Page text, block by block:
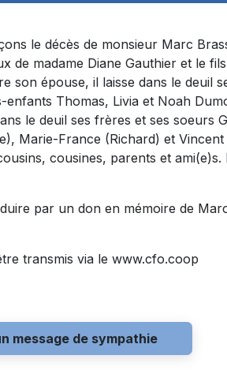
le décès de monsieur Marc
de madame Diane Gauthier et le
son épouse, il laisse dans le deuil
Thomas, Livia et Noah
le deuil ses frères et ses soeurs
Marie-France (Richard) et Vincent
cousines, parents et
par un don en mémoire de
transmis via le www.cfo.coop
message de sympathie